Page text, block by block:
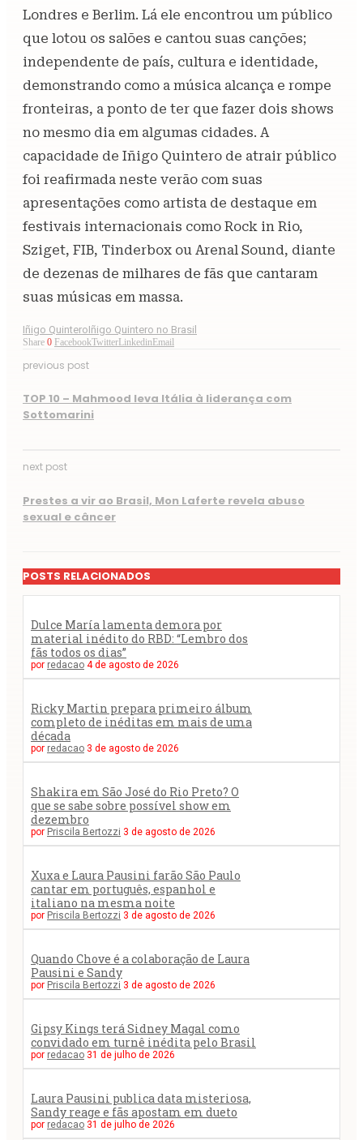
Londres e Berlim. Lá ele encontrou um público
que lotou os salões e cantou suas canções;
independente de país, cultura e identidade,
demonstrando como a música alcança e rompe
fronteiras, a ponto de ter que fazer dois shows
no mesmo dia em algumas cidades. A
capacidade de Iñigo Quintero de atrair público
foi reafirmada neste verão com suas
apresentações como artista de destaque em
festivais internacionais como Rock in Rio,
Sziget, FIB, Tinderbox ou Arenal Sound, diante
de dezenas de milhares de fãs que cantaram
suas músicas em massa.
Iñigo QuinteroIñigo Quintero no Brasil
Share 0 FacebookTwitterLinkedinEmail
previous post
TOP 10 – Mahmood leva Itália à liderança com
Sottomarini
next post
Prestes a vir ao Brasil, Mon Laferte revela abuso
sexual e câncer
POSTS RELACIONADOS
Dulce María lamenta demora por
material inédito do RBD: “Lembro dos
fãs todos os dias”
por redacao 4 de agosto de 2026
Ricky Martin prepara primeiro álbum
completo de inéditas em mais de uma
década
por redacao 3 de agosto de 2026
Shakira em São José do Rio Preto? O
que se sabe sobre possível show em
dezembro
por Priscila Bertozzi 3 de agosto de 2026
Xuxa e Laura Pausini farão São Paulo
cantar em português, espanhol e
italiano na mesma noite
por Priscila Bertozzi 3 de agosto de 2026
Quando Chove é a colaboração de Laura
Pausini e Sandy
por Priscila Bertozzi 3 de agosto de 2026
Gipsy Kings terá Sidney Magal como
convidado em turnê inédita pelo Brasil
por redacao 31 de julho de 2026
Laura Pausini publica data misteriosa,
Sandy reage e fãs apostam em dueto
por redacao 31 de julho de 2026